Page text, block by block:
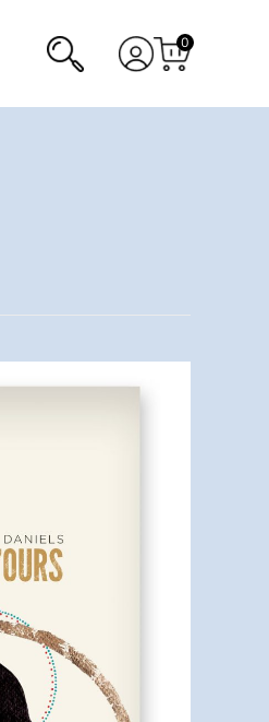
RechercherVoir
mon
Voir
le
0